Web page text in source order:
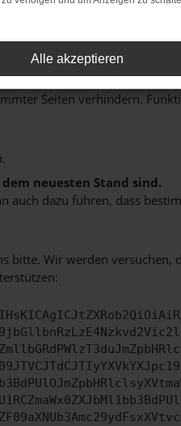
Seiten verhindern.
neuesten Stand sind.
auch dazu führen, dass
bitte. Wir werden versuchen,
Alle akzeptieren